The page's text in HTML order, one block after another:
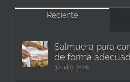
Reciente
Salmuera para
de forma
30 julio, 2026